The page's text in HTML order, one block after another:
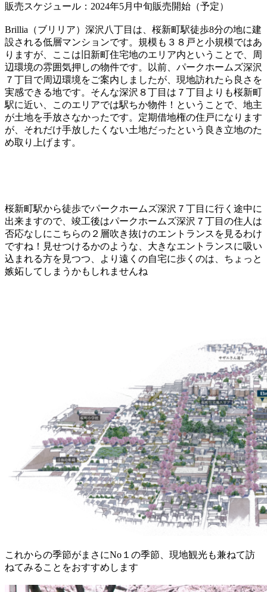
販売スケジュール：2024年5月中旬販売開始（予定）
Brillia（ブリリア）深沢八丁目は、桜新町駅徒歩8分の地に建
設される低層マンションです。規模も３８戸と小規模ではあ
りますが、ここは旧新町住宅地のエリア内ということで、周
辺環境の雰囲気押しの物件です。以前、パークホームズ深沢
７丁目で周辺環境をご案内しましたが、現地訪れたら良さを
実感できる地です。そんな深沢８丁目は７丁目よりも桜新町
駅に近い、このエリアでは駅ちか物件！ということで、地主
が土地を手放さなかったです。定期借地権の住戸になります
が、それだけ手放したくない土地だったという良き立地のた
め取り上げます。
桜新町駅から徒歩でパークホームズ深沢７丁目に行く途中に
出来ますので、竣工後はパークホームズ深沢７丁目の住人は
否応なしにこちらの２層吹き抜けのエントランスを見るわけ
ですね！見せつけるかのような、大きなエントランスに吸い
込まれる方を見つつ、より遠くの自宅に歩くのは、ちょっと
嫉妬してしまうかもしれませんね
これからの季節がまさにNo１の季節、現地観光も兼ねて訪
ねてみることをおすすめします